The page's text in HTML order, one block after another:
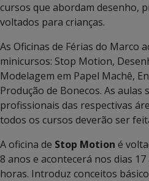
cursos que abordam desenho,
voltados para crianças.
As Oficinas de Férias do Marco
minicursos: Stop Motion,
Modelagem em Papel Machê,
Produção de Bonecos. As aulas
profissionais das respectivas
todos os cursos deverão ser
A oficina de Stop Motion é
8 anos e acontecerá nos dias
horas. Introduz conceitos